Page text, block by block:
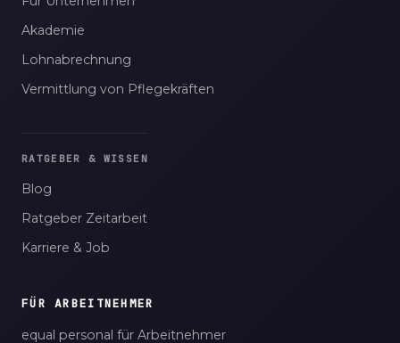
Akademie
Lohnabrechnung
Vermittlung von Pflegekräften
RATGEBER & WISSEN
Blog
Ratgeber Zeitarbeit
Karriere & Job
FÜR ARBEITNEHMER
equal personal für Arbeitnehmer